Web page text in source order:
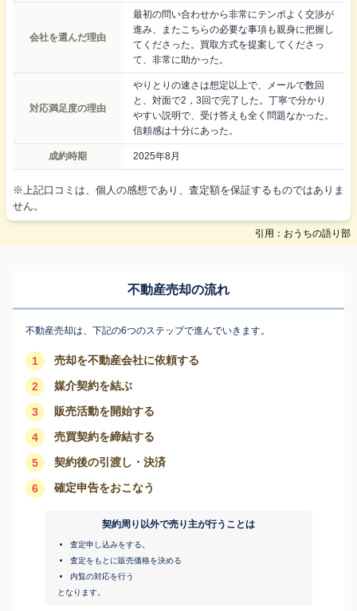
会社を選んだ理由
最初の問い合わせから非常にテンポよく交渉が
進み、またこちらの必要な事項も親身に把握し
てくださった。買取方式を提案してくださっ
て、非常に助かった。
対応満足度の理由
やりとりの速さは想定以上で、メールで数回
と、対面で2，3回で完了した。丁寧で分かり
やすい説明で、受け答えも全く問題なかった。
信頼感は十分にあった。
成約時期 2025年8月
※上記口コミは、個人の感想であり、査定額を保証するものではありま
せん。
引用：おうちの語り部
不動産売却の流れ
不動産売却は、下記の6つのステップで進んでいきます。
1 売却を不動産会社に依頼する
2 媒介契約を結ぶ
3 販売活動を開始する
4 売買契約を締結する
5 契約後の引渡し・決済
6 確定申告をおこなう
契約周り以外で売り主が行うことは
査定申し込みをする。
査定をもとに販売価格を決める
内覧の対応を行う
となります。